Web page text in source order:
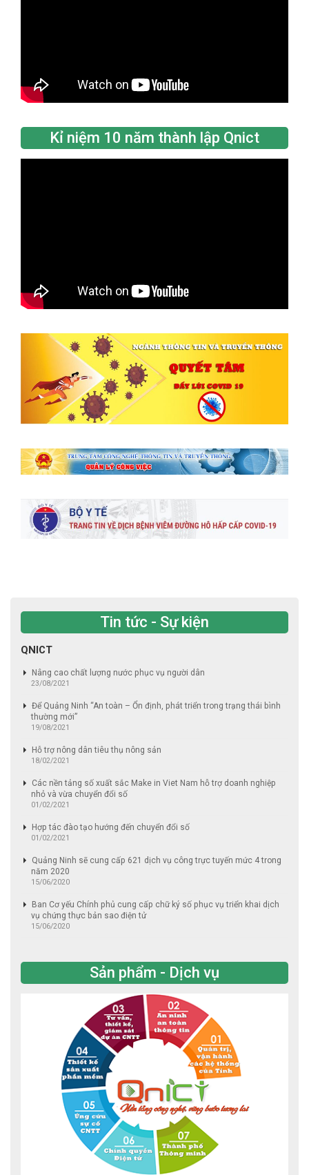
Kỉ niệm 10 năm thành lập Qnict
Tin tức - Sự kiện
QNICT
Nâng cao chất lượng nước phục vụ người dân
23/08/2021
Để Quảng Ninh “An toàn – Ổn định, phát triển trong trạng thái bình
thường mới”
19/08/2021
Hỗ trợ nông dân tiêu thụ nông sản
18/02/2021
Các nền tảng số xuất sắc Make in Viet Nam hỗ trợ doanh nghiệp
nhỏ và vừa chuyển đổi số
01/02/2021
Hợp tác đào tạo hướng đến chuyển đổi số
01/02/2021
Quảng Ninh sẽ cung cấp 621 dịch vụ công trực tuyến mức 4 trong
năm 2020
15/06/2020
Ban Cơ yếu Chính phủ cung cấp chữ ký số phục vụ triển khai dịch
vụ chứng thực bản sao điện tử
15/06/2020
Sản phẩm - Dịch vụ